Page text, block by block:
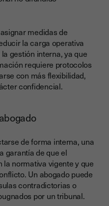
medidas de
la carga operativa
gestión interna, ya que
requiere protocolos
con más flexibilidad,
confidencial.
de forma interna, una
garantía de que el
normativa vigente y que
Un abogado puede
contradictorias o
por un tribunal.